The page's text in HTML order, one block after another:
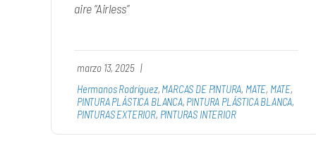
aire “Airless”
marzo 13, 2025 |
Hermanos Rodríguez, MARCAS DE PINTURA, MATE, MATE,
PINTURA PLÁSTICA BLANCA, PINTURA PLÁSTICA BLANCA,
PINTURAS EXTERIOR, PINTURAS INTERIOR